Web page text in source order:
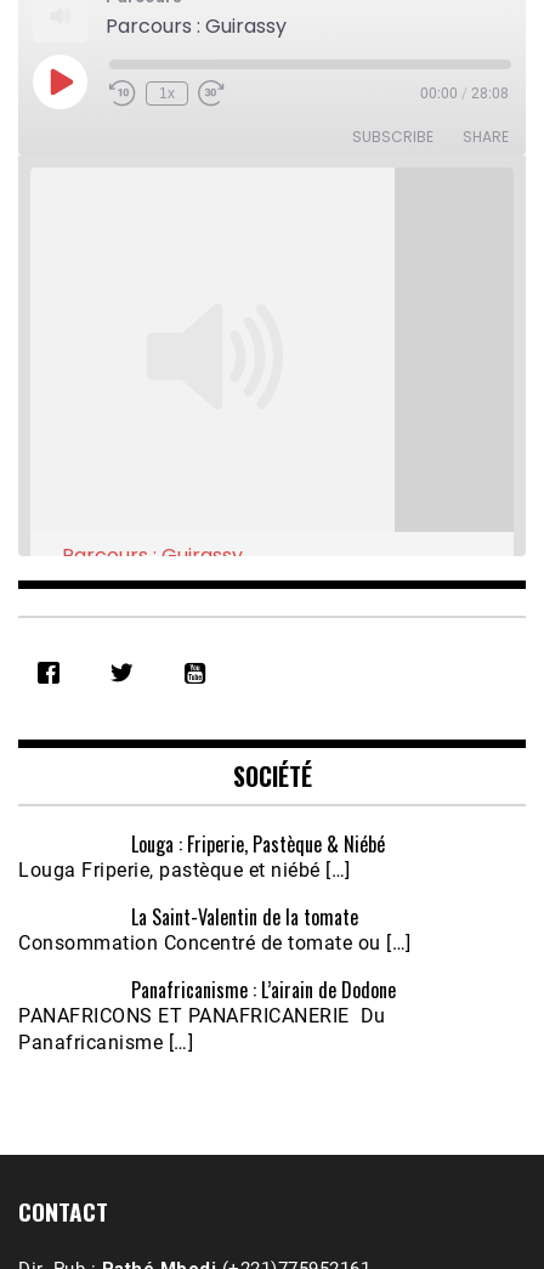
Parcours : Guirassy
Play
Episode
Rewind
1x
Fast
00:00 / 28:08
SUBSCRIBE SHARE
RSS FEED
EMBED
Parcours : Guirassy
Feb 16, 2021 • 28:08
Écoutez le parcours de Claudiane Kapia
Nobana (Podologue)
Feb 24, 2021 • 28mn
SOCIÉTÉ
Louga : Friperie, Pastèque & Niébé
Louga Friperie, pastèque et niébé […]
La Saint-Valentin de la tomate
Consommation Concentré de tomate ou […]
Panafricanisme : L’airain de Dodone
PANAFRICONS ET PANAFRICANERIE Du
Panafricanisme […]
CONTACT